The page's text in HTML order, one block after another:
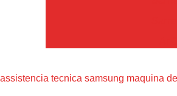
assistencia tecnica samsung maquina